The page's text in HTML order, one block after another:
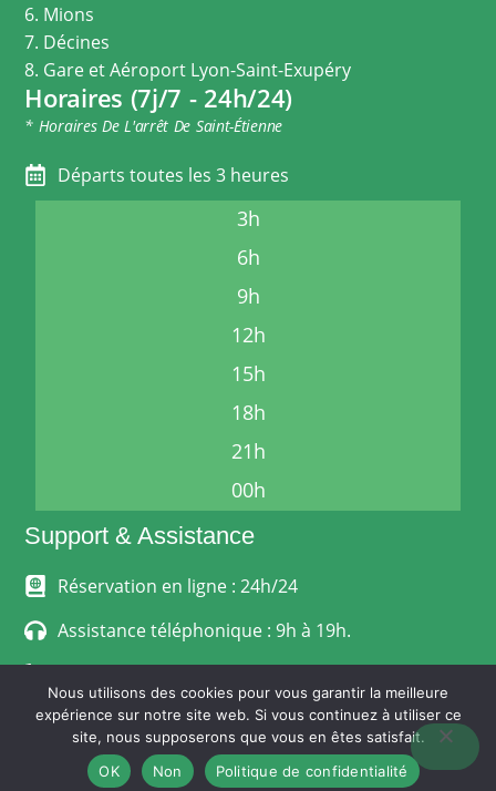
6. Mions
7. Décines
8. Gare et Aéroport Lyon-Saint-Exupéry
Horaires (7j/7 - 24h/24)
* Horaires De L'arrêt De Saint-Étienne
Départs toutes les 3 heures
3h
6h
9h
12h
15h
18h
21h
00h
Support & Assistance
Réservation en ligne : 24h/24
Assistance téléphonique : 9h à 19h.
MENTIONS LÉGALES
POLITIQUE DE CONFIDENTIALITÉ
CONDITIONS GÉNÉRALES DE VENTE
© Stephanoise-Express.fr
Nous utilisons des cookies pour vous garantir la meilleure
expérience sur notre site web. Si vous continuez à utiliser ce
site, nous supposerons que vous en êtes satisfait.
OK
Non Politique de confidentialité